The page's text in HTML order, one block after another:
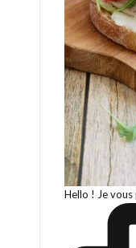
Hello ! Je